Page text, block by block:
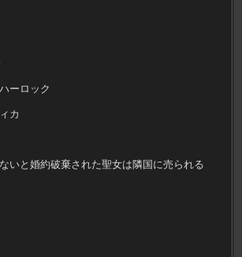
ーロック
カ
いと婚約破棄された聖女は隣国に売られる